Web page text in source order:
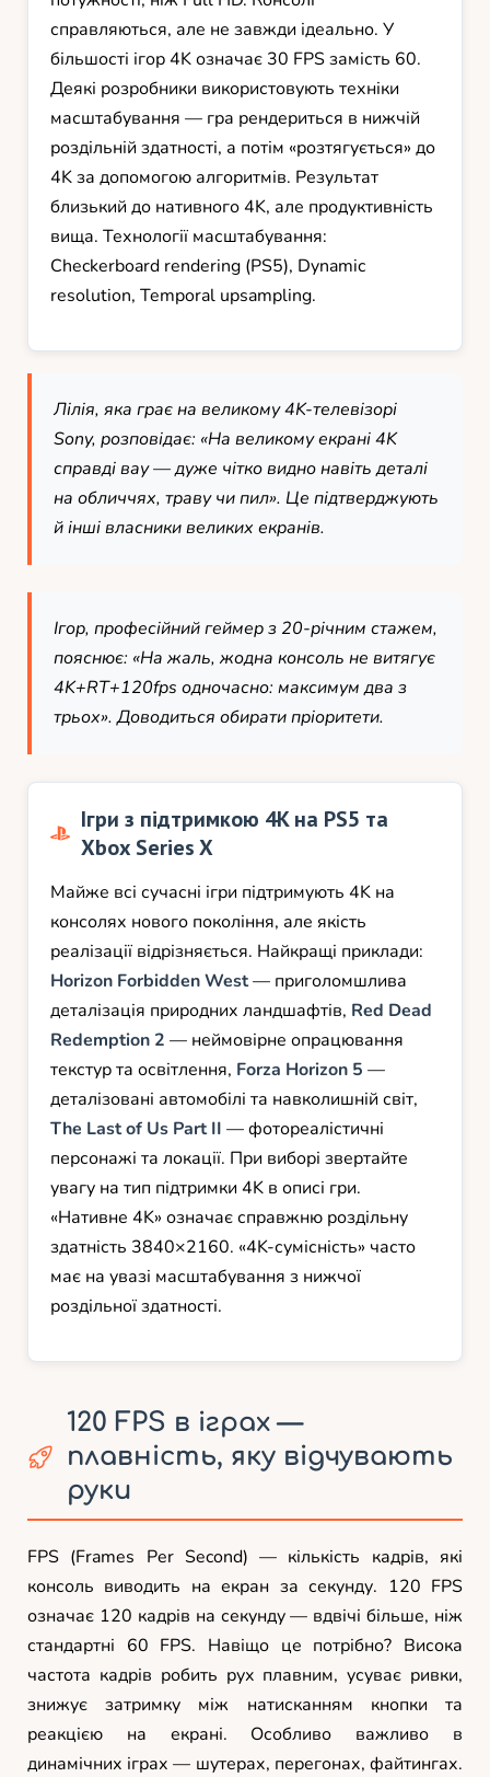
справляються, але не завжди ідеально. У
більшості ігор 4K означає 30 FPS замість 60.
Деякі розробники використовують техніки
масштабування — гра рендериться в нижчій
роздільній здатності, а потім «розтягується» до
4K за допомогою алгоритмів. Результат
близький до нативного 4K, але продуктивність
вища. Технології масштабування:
Checkerboard rendering (PS5), Dynamic
resolution, Temporal upsampling.
Лілія, яка грає на великому 4K-телевізорі
Sony, розповідає: «На великому екрані 4K
справді вау — дуже чітко видно навіть деталі
на обличчях, траву чи пил». Це підтверджують
й інші власники великих екранів.
Ігор, професійний геймер з 20-річним стажем,
пояснює: «На жаль, жодна консоль не витягує
4K+RT+120fps одночасно: максимум два з
трьох». Доводиться обирати пріоритети.
Ігри з підтримкою 4K на PS5 та
Xbox Series X
Майже всі сучасні ігри підтримують 4K на
консолях нового покоління, але якість
реалізації відрізняється. Найкращі приклади:
Horizon Forbidden West— приголомшлива
деталізація природних ландшафтів, Red Dead
Redemption 2 — неймовірне опрацювання
текстур та освітлення, Forza Horizon 5 —
деталізовані автомобілі та навколишній світ,
The Last of Us Part II — фотореалістичні
персонажі та локації. При виборі звертайте
увагу на тип підтримки 4K в описі гри.
«Нативне 4K» означає справжню роздільну
здатність 3840×2160. «4K-сумісність» часто
має на увазі масштабування з нижчої
роздільної здатності.
120 FPS в іграх —
плавність, яку відчувають
руки
FPS (Frames Per Second) — кількість кадрів, які
консоль виводить на екран за секунду. 120 FPS
означає 120 кадрів на секунду — вдвічі більше, ніж
стандартні 60 FPS. Навіщо це потрібно? Висока
частота кадрів робить рух плавним, усуває ривки,
знижує затримку між натисканням кнопки та
реакцією на екрані. Особливо важливо в
динамічних іграх — шутерах, перегонах, файтингах.